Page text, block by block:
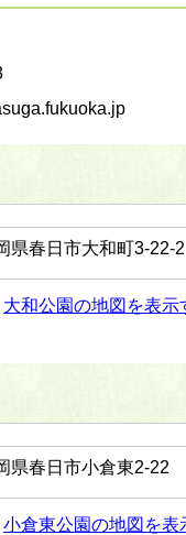
県春日市大和町3-22-2
大和公園の地図を表示
県春日市小倉東2-22
小倉東公園の地図を表